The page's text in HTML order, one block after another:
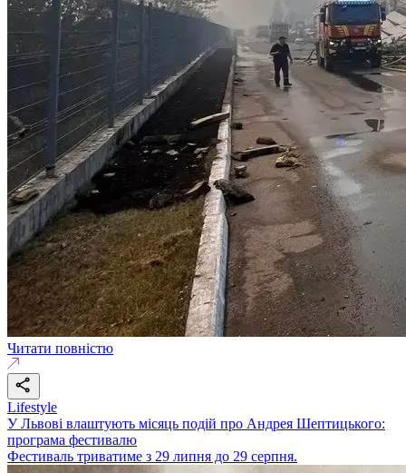
Читати повністю
Lifestyle
У Львові влаштують місяць подій про Андрея Шептицького:
програма фестивалю
Фестиваль триватиме з 29 липня до 29 серпня.